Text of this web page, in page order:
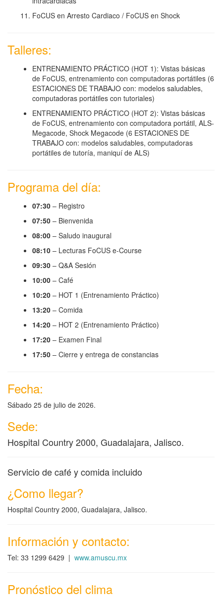
FoCUS en Arresto Cardiaco / FoCUS en Shock
Talleres:
ENTRENAMIENTO PRÁCTICO (HOT 1): Vistas básicas
de FoCUS, entrenamiento con computadoras portátiles (6
ESTACIONES DE TRABAJO con: modelos saludables,
computadoras portátiles con tutoriales)
ENTRENAMIENTO PRÁCTICO (HOT 2): Vistas básicas
de FoCUS, entrenamiento con computadora portátil, ALS-
Megacode, Shock Megacode (6 ESTACIONES DE
TRABAJO con: modelos saludables, computadoras
portátiles de tutoría, maniquí de ALS)
Programa del día:
07:30 – Registro
07:50 – Bienvenida
08:00 – Saludo inaugural
08:10 – Lecturas FoCUS e-Course
09:30 – Q&A Sesión
10:00 – Café
10:20 – HOT 1 (Entrenamiento Práctico)
13:20 – Comida
14:20 – HOT 2 (Entrenamiento Práctico)
17:20 – Examen Final
17:50 – Cierre y entrega de constancias
Fecha:
Sábado 25 de julio de 2026.
Sede:
Hospital Country 2000, Guadalajara, Jalisco.
Servicio de café y comida incluido
¿Como llegar?
Hospital Country 2000, Guadalajara, Jalisco.
Información y contacto:
Tel: 33 1299 6429 | www.amuscu.mx
Pronóstico del clima